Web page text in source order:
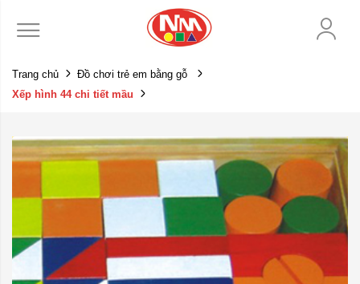
Trang chủ
Đồ chơi trẻ em bằng gỗ
Xếp hình 44 chi tiết mầu